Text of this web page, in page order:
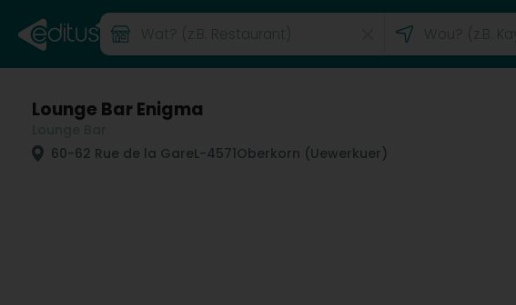
Lounge Bar Enigma
60-62 Rue de la GareL-4571Oberkorn (Uewerkuer)